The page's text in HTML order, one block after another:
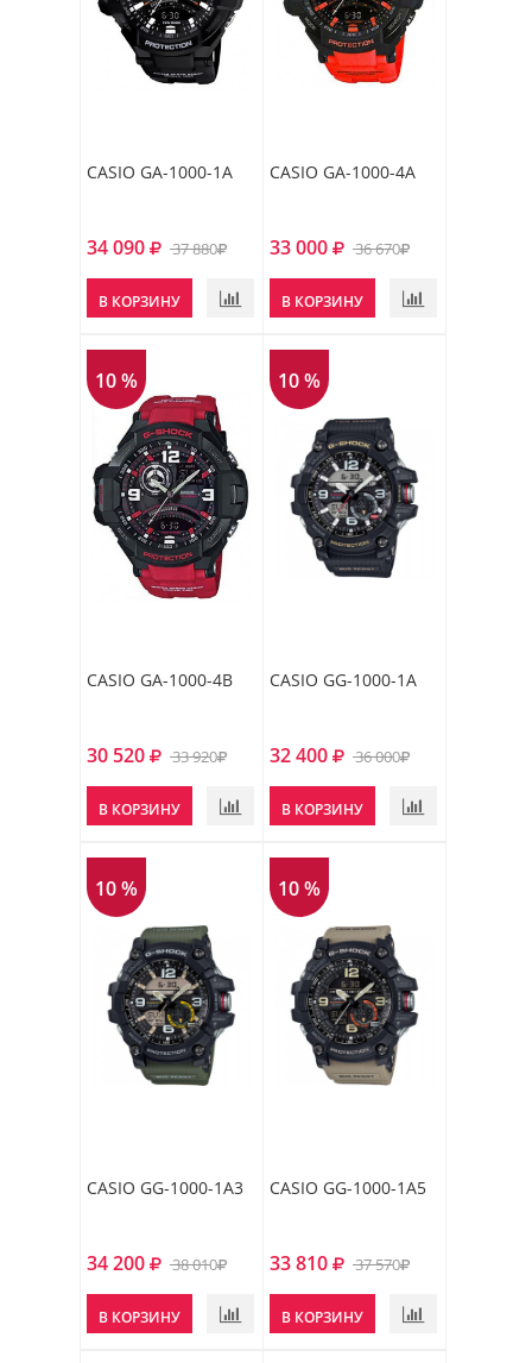
CASIO GA-1000-1A
34 090 37 880
В КОРЗИНУ
CASIO GA-1000-4A
33 000 36 670
В КОРЗИНУ
10 %
CASIO GA-1000-4B
30 520 33 920
В КОРЗИНУ
10 %
CASIO GG-1000-1A
32 400 36 000
В КОРЗИНУ
10 %
CASIO GG-1000-1A3
34 200 38 010
В КОРЗИНУ
10 %
CASIO GG-1000-1A5
33 810 37 570
В КОРЗИНУ